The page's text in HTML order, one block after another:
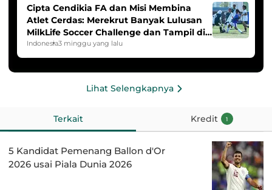
Cipta Cendikia FA dan Misi Membina
Atlet Cerdas: Merekrut Banyak Lulusan
MilkLife Soccer Challenge dan Tampil di
HYDROPLUS Soccer League
Indonesia3 minggu yang lalu
Lihat Selengkapnya
Terkait Kredit 1
5 Kandidat Pemenang Ballon d'Or
2026 usai Piala Dunia 2026